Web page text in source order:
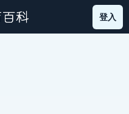
登入